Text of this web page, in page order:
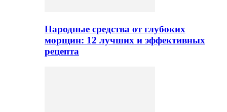
Народные средства от глубоких
морщин: 12 лучших и эффективных
рецепта